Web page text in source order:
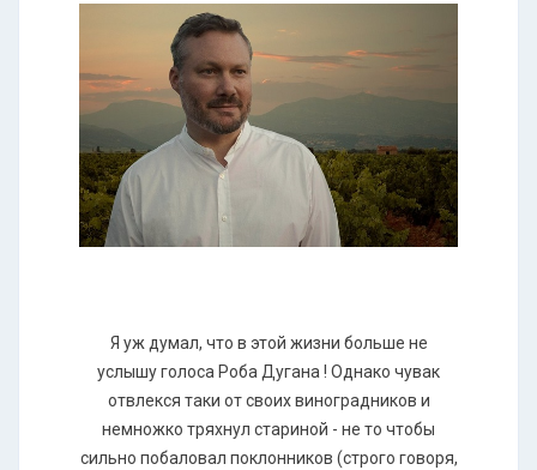
Я уж думал, что в этой жизни больше не
услышу голоса Роба Дугана ! Однако чувак
отвлекся таки от своих виноградников и
немножко тряхнул стариной - не то чтобы
сильно побаловал поклонников (строго говоря,